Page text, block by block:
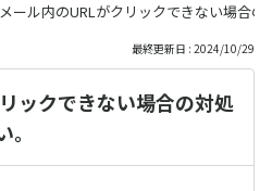
メール内のURLがクリックできない場合
最終更新日 : 2024/10/29
ックできない場合の対処